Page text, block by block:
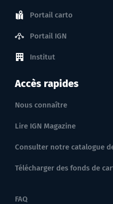
Portail carto
Portail IGN
Institut
Accès rapides
Nous connaître
Lire IGN Magazine
Consulter notre catalogue
Télécharger des fonds de
FAQ